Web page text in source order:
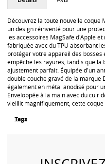
Découvrez la toute nouvelle coque
un design réinventé pour une
les accessoires MagSafe d'Apple
fabriquée avec du TPU absorbant
protéger votre appareil des bosses
empêche les rayures, tandis que
ajustement parfait. Équipée d'un
double couche gravé de la marque
également en métal anodisé pour
Enveloppée à la main avec du cuir
vieillit magnifiquement, cette
Tags